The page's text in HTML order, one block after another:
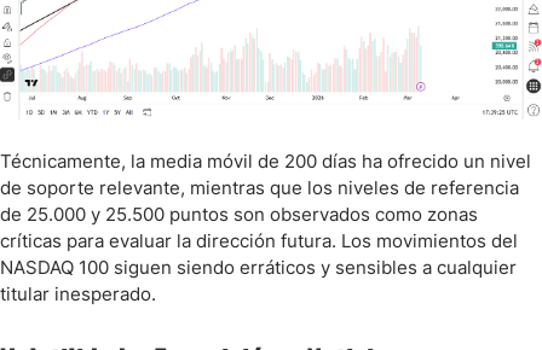
Técnicamente, la media móvil de 200 días ha ofrecido un nivel
de soporte relevante, mientras que los niveles de referencia
de 25.000 y 25.500 puntos son observados como zonas
críticas para evaluar la dirección futura. Los movimientos del
NASDAQ 100 siguen siendo erráticos y sensibles a cualquier
titular inesperado.